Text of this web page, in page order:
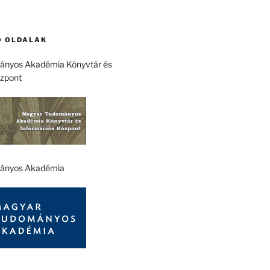
OLDALAK
Akadémia Könyvtár és
Akadémia